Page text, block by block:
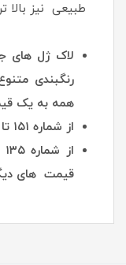
طبیعی نیز بالا
همه به یک
از شماره ۱۵۱ تا ۱۶۵ با قیمت ساده
قیمت های